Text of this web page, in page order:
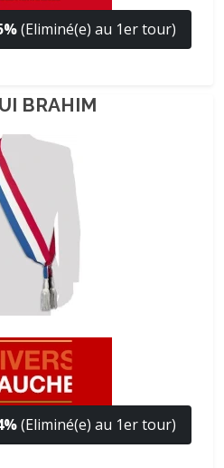
(Eliminé(e) au 1er tour)
BRAHIM
(Eliminé(e) au 1er tour)